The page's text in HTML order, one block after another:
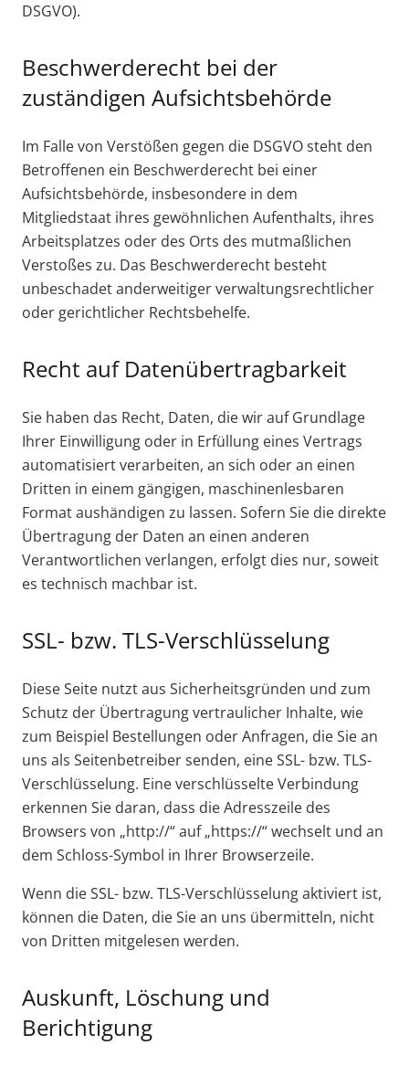
DSGVO).
Beschwerderecht bei der
zuständigen Aufsichtsbehörde
Im Falle von Verstößen gegen die DSGVO steht den
Betroffenen ein Beschwerderecht bei einer
Aufsichtsbehörde, insbesondere in dem
Mitgliedstaat ihres gewöhnlichen Aufenthalts, ihres
Arbeitsplatzes oder des Orts des mutmaßlichen
Verstoßes zu. Das Beschwerderecht besteht
unbeschadet anderweitiger verwaltungsrechtlicher
oder gerichtlicher Rechtsbehelfe.
Recht auf Datenübertragbarkeit
Sie haben das Recht, Daten, die wir auf Grundlage
Ihrer Einwilligung oder in Erfüllung eines Vertrags
automatisiert verarbeiten, an sich oder an einen
Dritten in einem gängigen, maschinenlesbaren
Format aushändigen zu lassen. Sofern Sie die direkte
Übertragung der Daten an einen anderen
Verantwortlichen verlangen, erfolgt dies nur, soweit
es technisch machbar ist.
SSL- bzw. TLS-Verschlüsselung
Diese Seite nutzt aus Sicherheitsgründen und zum
Schutz der Übertragung vertraulicher Inhalte, wie
zum Beispiel Bestellungen oder Anfragen, die Sie an
uns als Seitenbetreiber senden, eine SSL- bzw. TLS-
Verschlüsselung. Eine verschlüsselte Verbindung
erkennen Sie daran, dass die Adresszeile des
Browsers von „http://“ auf „https://“ wechselt und an
dem Schloss-Symbol in Ihrer Browserzeile.
Wenn die SSL- bzw. TLS-Verschlüsselung aktiviert ist,
können die Daten, die Sie an uns übermitteln, nicht
von Dritten mitgelesen werden.
Auskunft, Löschung und
Berichtigung